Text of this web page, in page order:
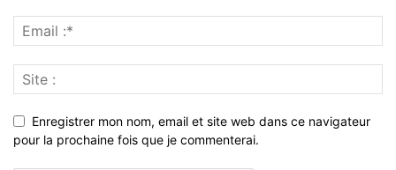
Enregistrer mon nom, email et site web dans ce navigateur
pour la prochaine fois que je commenterai.